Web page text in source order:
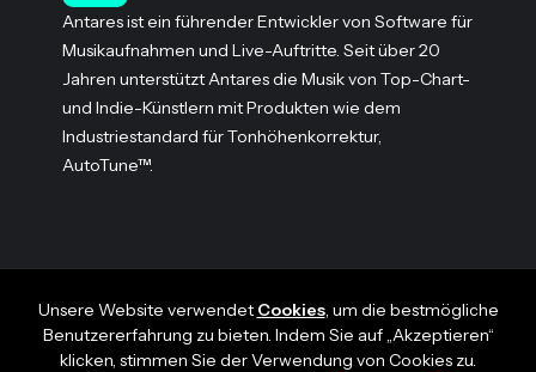
Antares ist ein führender Entwickler von Software für
Musikaufnahmen und Live-Auftritte. Seit über 20
Jahren unterstützt Antares die Musik von Top-Chart-
und Indie-Künstlern mit Produkten wie dem
Industriestandard für Tonhöhenkorrektur,
AutoTune™.
Unsere Website verwendetCookies, um die bestmögliche
Benutzererfahrung zu bieten. Indem Sie auf „Akzeptieren“
klicken, stimmen Sie der Verwendung von Cookies zu.